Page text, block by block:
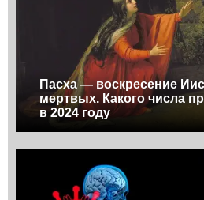
Пасха — воскресение
мертвых. Какого числа
в 2024 году